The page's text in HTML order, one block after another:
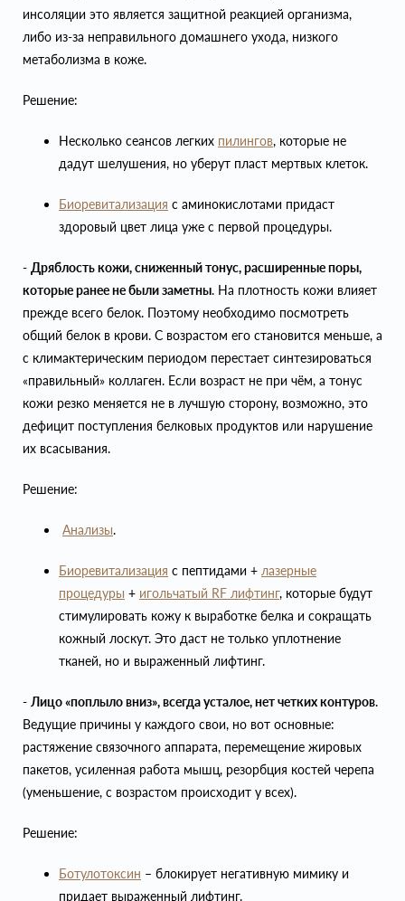
инсоляции это является защитной реакцией организма,
либо из-за неправильного домашнего ухода, низкого
метаболизма в коже.
Решение:
Несколько сеансов легких пилингов, которые не
дадут шелушения, но уберут пласт мертвых клеток.
Биоревитализация с аминокислотами придаст
здоровый цвет лица уже с первой процедуры.
- Дряблость кожи, сниженный тонус, расширенные поры,
которые ранее не были заметны. На плотность кожи влияет
прежде всего белок. Поэтому необходимо посмотреть
общий белок в крови. С возрастом его становится меньше, а
с климактерическим периодом перестает синтезироваться
«правильный» коллаген. Если возраст не при чём, а тонус
кожи резко меняется не в лучшую сторону, возможно, это
дефицит поступления белковых продуктов или нарушение
их всасывания.
Решение:
Анализы.
Биоревитализация с пептидами + лазерные
процедуры + игольчатый RF лифтинг, которые будут
стимулировать кожу к выработке белка и сокращать
кожный лоскут. Это даст не только уплотнение
тканей, но и выраженный лифтинг.
- Лицо «поплыло вниз», всегда усталое, нет четких контуров.
Ведущие причины у каждого свои, но вот основные:
растяжение связочного аппарата, перемещение жировых
пакетов, усиленная работа мышц, резорбция костей черепа
(уменьшение, с возрастом происходит у всех).
Решение:
Ботулотоксин – блокирует негативную мимику и
придает выраженный лифтинг.